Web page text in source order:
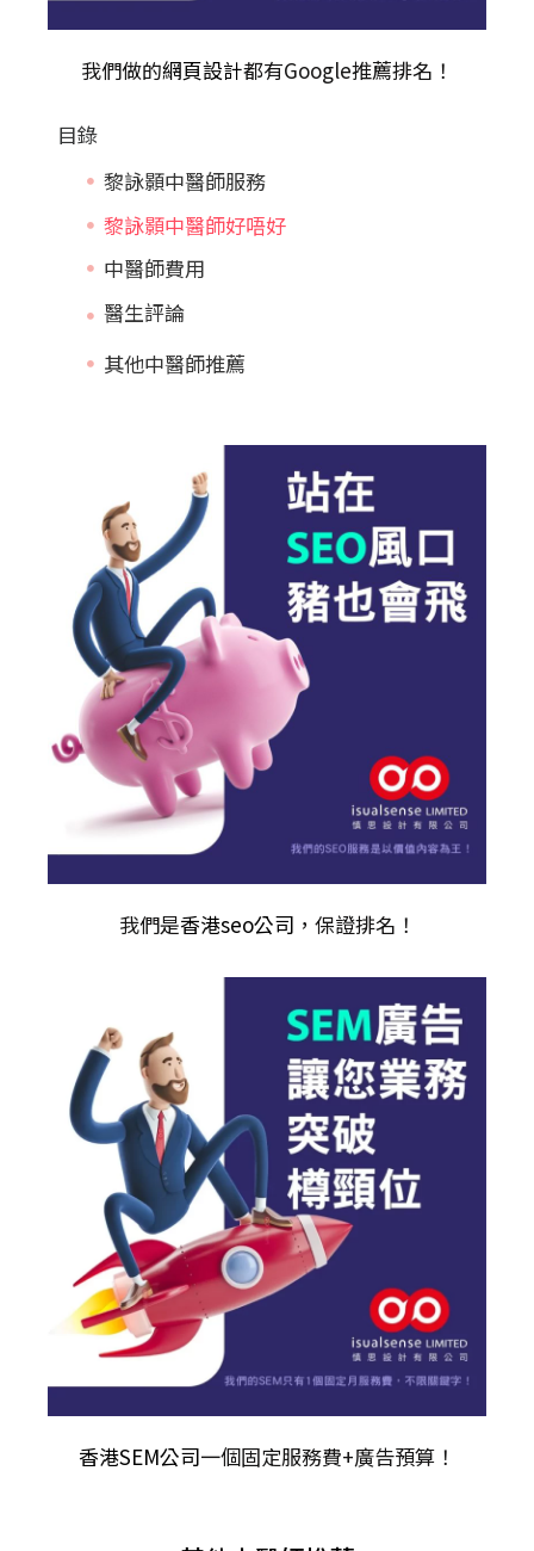
我們做的網頁設計都有Google推薦排名！
目錄
黎詠顥中醫師服務
黎詠顥中醫師好唔好
中醫師費用
其他中醫師推薦
我們是香港seo公司 ，保證排名！
香港SEM公司一個固定服務費+廣告預算！